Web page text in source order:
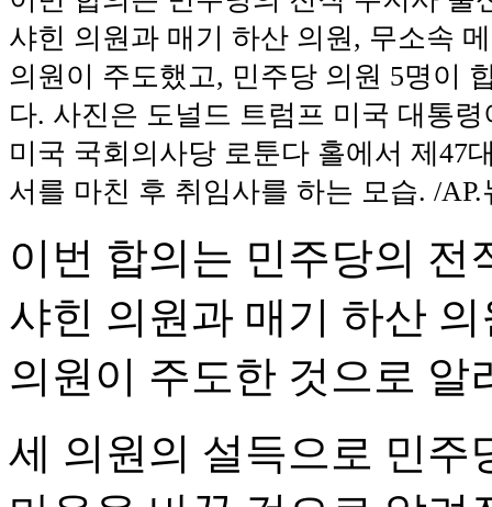
샤힌 의원과 매기 하산 의원, 무소속
의원이 주도했고, 민주당 의원 5명이
다. 사진은 도널드 트럼프 미국 대통령
미국 국회의사당 로툰다 홀에서 제47
서를 마친 후 취임사를 하는 모습. /AP.
이번 합의는 민주당의 전
샤힌 의원과 매기 하산
의원이 주도한 것으로 알
세 의원의 설득으로 민주